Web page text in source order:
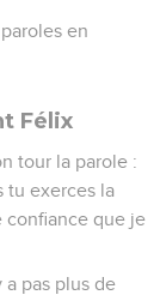
en
Félix
tour la parole :
tu exerces la
confiance que je
a pas plus de